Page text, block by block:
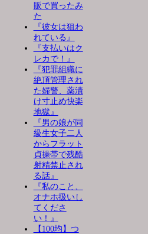
販で買ったみ
た
『彼女は狙わ
れている』
『支払いはク
レカで！』
『犯罪組織に
絶頂管理され
た婦警、薬漬
け寸止め快楽
地獄』
『男の娘が同
級生女子二人
からフラット
貞操帯で残酷
射精禁止され
る話』
『私のこと、
オナホ扱いし
てくださ
い！』
【100均】つ